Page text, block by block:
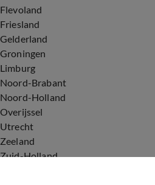
Flevoland
Friesland
Gelderland
Groningen
Limburg
Noord-Brabant
Noord-Holland
Overijssel
Utrecht
Zeeland
Zuid-Holland